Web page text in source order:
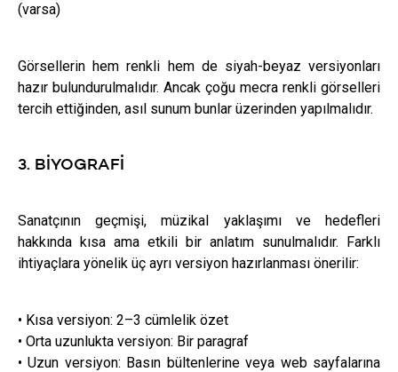
(varsa)
Görsellerin hem renkli hem de siyah-beyaz versiyonları
hazır bulundurulmalıdır. Ancak çoğu mecra renkli görselleri
tercih ettiğinden, asıl sunum bunlar üzerinden yapılmalıdır.
3. BIYOGRAFI
Sanatçının geçmişi, müzikal yaklaşımı ve hedefleri
hakkında kısa ama etkili bir anlatım sunulmalıdır. Farklı
ihtiyaçlara yönelik üç ayrı versiyon hazırlanması önerilir:
• Kısa versiyon: 2–3 cümlelik özet
• Orta uzunlukta versiyon: Bir paragraf
• Uzun versiyon: Basın bültenlerine veya web sayfalarına